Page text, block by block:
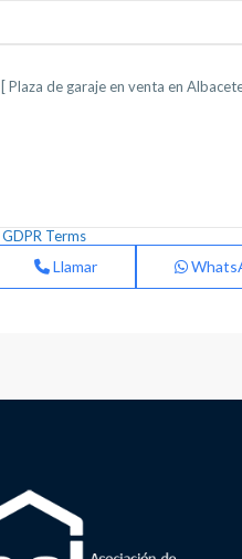
GDPR Terms
Llamar